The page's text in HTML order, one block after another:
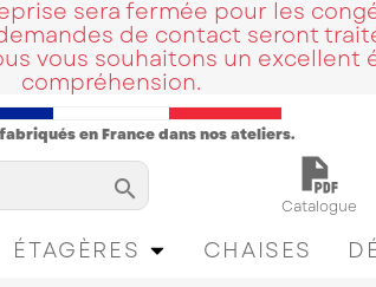
sera fermée pour les
de contact seront
vous souhaitons un
compréhension.
en France dans nos ateliers.

Rechercher Catalogue
ÉTAGÈRES CHAISES